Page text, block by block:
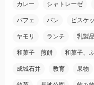
カレー シャトレーゼ
パフェ パン ビスケ
ヤモリ ランチ 乳製品
和菓子 煎餅 和菓子、
成城石井 教育 果物